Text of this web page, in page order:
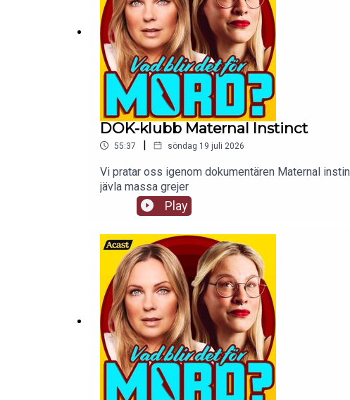
DOK-klubb Maternal Instinct
55:37 | söndag 19 juli 2026
Vi pratar oss igenom dokumentären Maternal
jävla massa grejer
Play